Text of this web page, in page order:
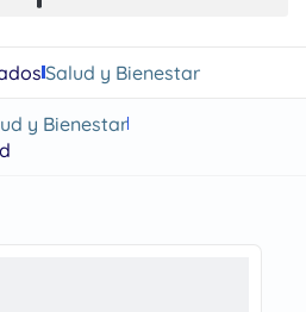
Salud y Bienestar
y Bienestar